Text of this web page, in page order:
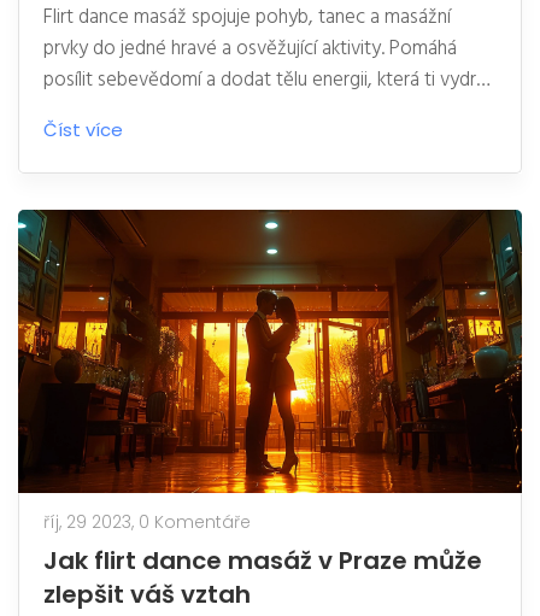
Flirt dance masáž spojuje pohyb, tanec a masážní
prvky do jedné hravé a osvěžující aktivity. Pomáhá
posílit sebevědomí a dodat tělu energii, která ti vydrží
celý den. Hodí se pro každého, kdo se chce cítit lépe
ve svém těle a zároveň si užít chvíle radosti. V článku
najdeš tipy, jak začít, i zajímavé postřehy o tom, proč
flirt dance masáž přitahuje stále víc lidí. Pokud hledáš
nenáročný způsob, jak si zvednout náladu a vitalitu, jsi
tady správně.
Číst více
říj, 29 2023, 0 Komentáře
Jak flirt dance masáž v Praze může
zlepšit váš vztah